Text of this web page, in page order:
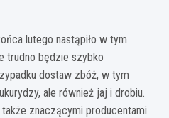
lutego nastąpiło w tym
trudno będzie szybko
dostaw zbóż, w tym
ale również jaj i drobiu.
znaczącymi producentami